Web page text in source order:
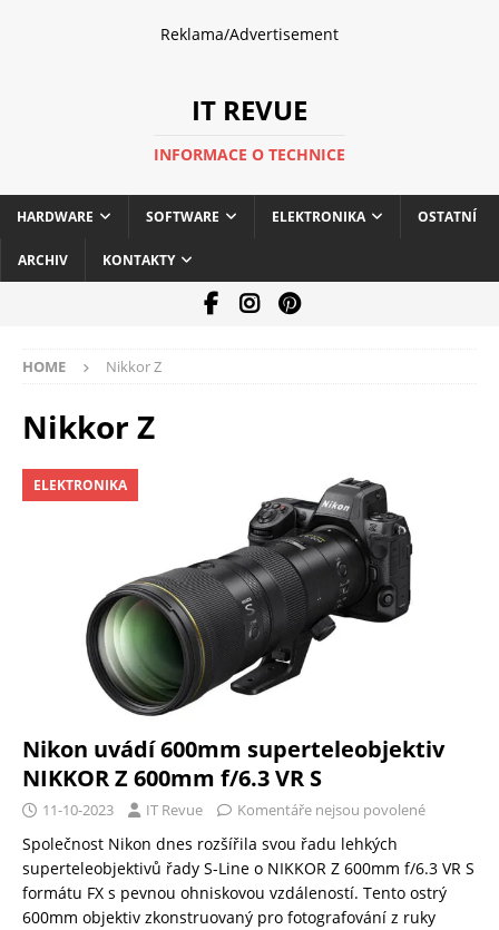
Reklama/Advertisement
IT REVUE
INFORMACE O TECHNICE
HARDWARE SOFTWARE ELEKTRONIKA OSTATNÍ
ARCHIV KONTAKTY
HOME Nikkor Z
Nikkor Z
ELEKTRONIKA
Nikon uvádí 600mm superteleobjektiv
NIKKOR Z 600mm f/6.3 VR S
11-10-2023 IT Revue Komentáře nejsou povolené
Společnost Nikon dnes rozšířila svou řadu lehkých
superteleobjektivů řady S-Line o NIKKOR Z 600mm f/6.3 VR S
formátu FX s pevnou ohniskovou vzdáleností. Tento ostrý
600mm objektiv zkonstruovaný pro fotografování z ruky